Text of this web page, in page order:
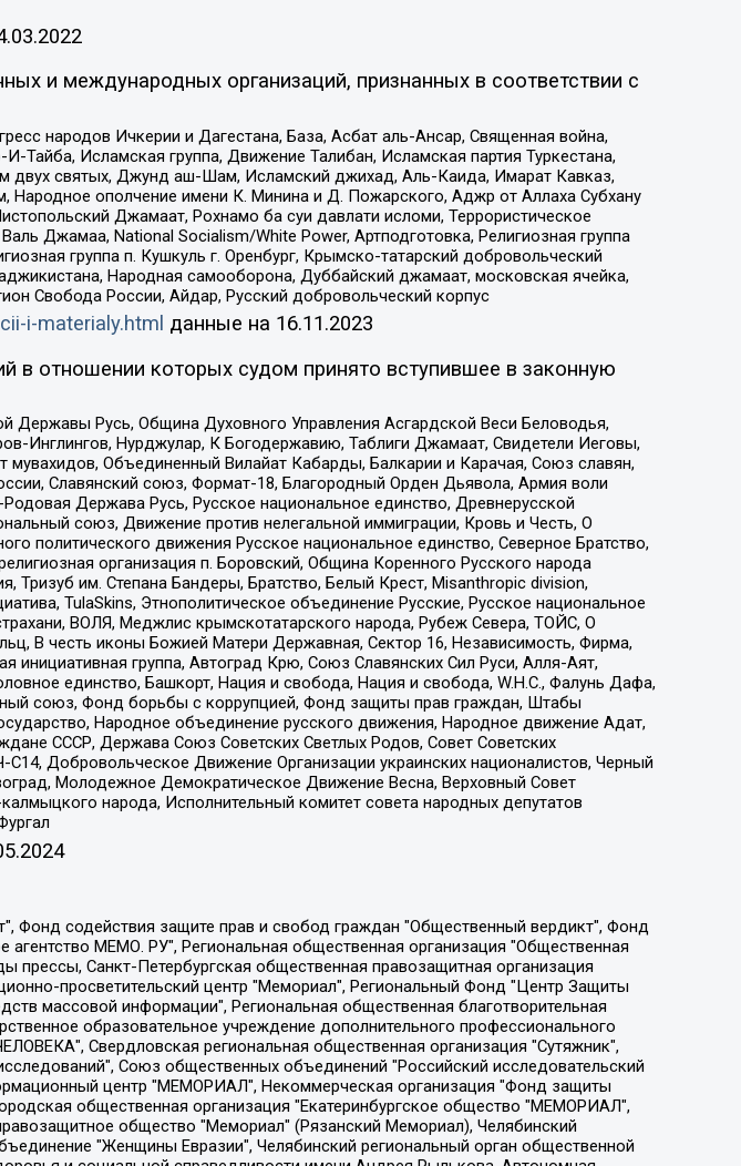
и международных организаций, признанных в соответствии с
народов Ичкерии и Дагестана, База, Асбат аль-Ансар, Священная война,
Тайба, Исламская группа, Движение Талибан, Исламская партия Туркестана,
святых, Джунд аш-Шам, Исламский джихад, Аль-Каида, Имарат Кавказ,
ополчение имени К. Минина и Д. Пожарского, Аджр от Аллаха Субхану
Джамаат, Рохнамо ба суи давлати исломи, Террористическое
Джамаа, National Socialism/White Power, Артподготовка, Религиозная группа
группа п. Кушкуль г. Оренбург, Крымско-татарский добровольческий
Народная самооборона, Дуббайский джамаат, московская ячейка,
Свобода России, Айдар, Русский добровольческий корпус
i-materialy.html данные на 16.11.2023
в отношении которых судом принято вступившее в законную
Державы Русь, Община Духовного Управления Асгардской Веси Беловодья,
Инглингов, Нурджулар, К Богодержавию, Таблиги Джамаат, Свидетели Иеговы,
Объединенный Вилайат Кабарды, Балкарии и Карачая, Союз славян,
Славянский союз, Формат-18, Благородный Орден Дьявола, Армия воли
Держава Русь, Русское национальное единство, Древнерусской
союз, Движение против нелегальной иммиграции, Кровь и Честь, О
политического движения Русское национальное единство, Северное Братство,
организация п. Боровский, Община Коренного Русского народа
им. Степана Бандеры, Братство, Белый Крест, Misanthropic division,
TulaSkins, Этнополитическое объединение Русские, Русское национальное
ВОЛЯ, Меджлис крымскотатарского народа, Рубеж Севера, ТОЙС, О
В честь иконы Божией Матери Державная, Сектор 16, Независимость, Фирма,
группа, Автоград Крю, Союз Славянских Сил Руси, Алля-Аят,
единство, Башкорт, Нация и свобода, Нация и свобода, W.H.С., Фалунь Дафа,
союз, Фонд борьбы с коррупцией, Фонд защиты прав граждан, Штабы
Народное объединение русского движения, Народное движение Адат,
СССР, Держава Союз Советских Светлых Родов, Совет Советских
Добровольческое Движение Организации украинских националистов, Черный
Молодежное Демократическое Движение Весна, Верховный Совет
народа, Исполнительный комитет совета народных депутатов
Инна Павловна, Кильтау Екатерина Викторовна, Петров Алексей Викторович, Пискунов Сергей Евгеньевич, Смирнов Сергей Сергеевич, Тихонов Михаил Сергеевич, Общество с ограниченной ответственностью "ЖУРНАЛИСТ-ИНОСТРАННЫЙ АГЕНТ", Арапова Галина Юрьевна, Вольтская Татьяна Анатольевна, Американская компания "Mason G.E.S. Anonymous Foundation" (США), являющаяся владельцем интернет-издания https://mnews.world/, Компания "Stichting Bellingcat", зарегистрированная в Нидерландах (дата регистрации 11.07.2018), Захаров Андрей Вячеславович, Клепиковская Екатерина Дмитриевна, Общество с ограниченной ответственностью "МЕМО", Перл Роман Александрович, Симонов Евгений Алексеевич, Соловьева Елена Анатольевна, Сотников Даниил Владимирович, Сурначева Елизавета Дмитриевна, Автономная некоммерческая организация по защите прав человека и информированию населения "Якутия – Наше Мнение", Общество с ограниченной ответственностью "Москоу диджитал медиа", с 26.01.2023 Общество с ограниченной ответственностью "Чайка Белые сады", Ветошкина Валерия Валерьевна, Заговора Максим Александрович, Межрегиональное общественное движение "Российская ЛГБТ - сеть", Оленичев Максим Владимирович, Павлов Иван Юрьевич, Скворцова Елена Сергеевна, Общество с ограниченной ответственностью "Как бы инагент", Кочетков Игорь Викторович, Общество с ограниченной ответственностью "Честные выборы", Еланчик Олег Александрович, Общество с ограниченной ответственностью "Нобелевский призыв", Гималова Регина Эмилевна, Григорьев Андрей Валерьевич, Григорьева Алина Александровна, Ассоциация по содействию защите прав призывников, альтернативнослужащих и военнослужащих "Правозащитная группа "Гражданин.Армия.Право", Хисамова Регина Фаритовна, Автономная некоммерческая организация по реализации социально-правовых программ "Лилит", Дальневосточное общественное движение "Маяк", Санкт-Петербургская ЛГБТ-инициативная группа "Выход", Инициативная группа ЛГБТ+ "Реверс", Алексеев Андрей Викторович, Бекбулатова Таисия Львовна, Беляев Иван Михайлович, Владыкина Елена Сергеевна, Гельман Марат Александрович, Никульшина Вероника Юрьевна, Толоконникова Надежда Андреевна, Шендерович Виктор Анатольевич, Общество с ограниченной ответственностью "Данное сообщение", Общество с ограниченной ответственностью Издательский дом "Новая глава", Айнбиндер Александра Александровна, Московский комьюнити-центр для ЛГБТ+инициатив, Благотворительный фонд развития филантропии, Deutsche Welle (Германия, Kurt-Schumacher-Strasse 3, 53113 Bonn), Борзунова Мария Михайловна, Воробьев Виктор Викторович, Голубева Анна Львовна, Константинова Алла Михайловна, Малкова Ирина Владимировна, Мурадов Мурад Абдулгалимович, Осетинская Елизавета Николаевна, Понасенков Евгений Николаевич, Ганапольский Матвей Юрьевич, Киселев Евгений Алексеевич, Борухович Ирина Григорьевна, Дремин Иван Тимофеевич, Дубровский Дмитрий Викторович, Красноярская региональная общественная организация поддержки и развития альтернативных образовательных технологий и межкультурных коммуникаций "ИНТЕРРА", Маяковская Екатерина Алексеевна, Фейгин Марк Захарович, Филимонов Андрей Викторович, Дзугкоева Регина Николаевна, Доброхотов Роман Александрович, Дудь Юрий Александрович, Елкин Сергей Владимирович, Кругликов Кирилл Игоревич, Сабунаева Мария Леонидовна, Семенов Алексей Владимирович, Шаинян Карен Багратович, Шульман Екатерина Михайловна, Асафьев Артур Валерьевич, Вахштайн Виктор Семенович, Венедиктов Алексей Алексеевич, Лушникова Екатерина Евгеньевна, Волков Леонид Михайлович, Невзоров Александр Глебович, Пархоменко Сергей Борисович, Сироткин Ярослав Николаевич, Кара-Мурза Владимир Владимирович, Баранова Наталья Владимировна, Гозман Леонид Яковлевич, Кагарлицкий Борис Юльевич, Климарев Михаил Валерьевич, Милов Владимир Станиславович, Автономная некоммерческая организация Краснодарский центр современного искусства "Типография", Моргенштерн Алишер Тагирович, Соболь Любовь Эдуардовна, Общество с ограниченной ответственностью "ЛИЗА НОРМ", Каспаров Гарри Кимович, Ходорковский Михаил Борисович, Общество с ограниченной ответственностью "Апрельские тезисы", Данилович Ирина Брониславовна, Кашин Олег Владимирович, Петров Николай Владимирович, Пивоваров Алексей Владимирович, Соколов Михаил Владимирович, Цветкова Юлия Владимировна, Чичваркин Евгений Александрович, Комитет против пыток/Команда против пыток, Общество с ограниченной ответственностью "Первый научный", Общество с ограниченной ответственностью "Вертолет и ко", Белоцерковская Вероника Борисовна, Кац Максим Евгеньевич, Лазарева Татьяна Юрьевна, Шаведдинов Руслан Табризович, Яшин Илья Валерьевич, Общество с ограниченной ответственностью "Иноагент ААВ", Алешковский Дмитрий Петрович, Альбац Евгения Марковна, Быков Дмитрий Львович, Галямина Юлия Евгеньевна, Лойко Сергей Леонидович, Мартынов Кирилл Константинович, Медведев Сергей Александрович, Крашенинников Федор Геннадиевич, Гордеева Катерина Вл